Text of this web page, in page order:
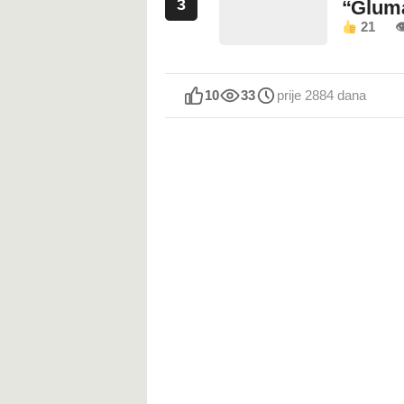
3
21
10 33 prije 2884 dana